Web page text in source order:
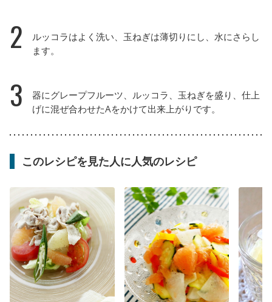
2
ルッコラはよく洗い、玉ねぎは薄切りにし、水にさらし
ます。
3
器にグレープフルーツ、ルッコラ、玉ねぎを盛り、仕上
げに混ぜ合わせたAをかけて出来上がりです。
このレシピを見た人に人気のレシピ